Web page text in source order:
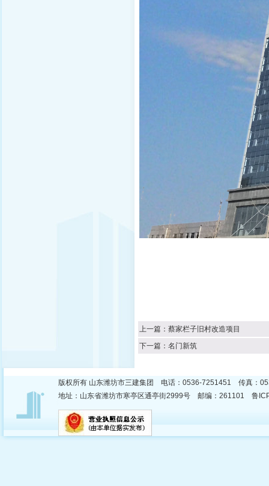
上一篇： 蔡家栏子旧村改造项目
下一篇： 名门新筑
版权所有 山东潍坊市三建集团 电话：0536-7251451 传真：
地址：山东省潍坊市寒亭区通亭街2999号 邮编：261101 鲁